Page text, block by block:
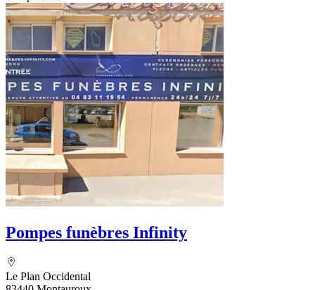
Pompes funèbres Infinity
Le Plan Occidental